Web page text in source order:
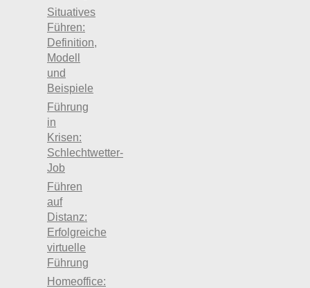
Situatives
Führen:
Definition,
Modell
und
Beispiele
Führung
in
Krisen:
Schlechtwetter-
Job
Führen
auf
Distanz:
Erfolgreiche
virtuelle
Führung
Homeoffice: